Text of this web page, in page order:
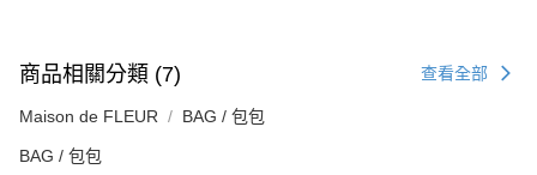
商品相關分類 (7) 查看全部
Maison de FLEUR BAG / 包包
BAG / 包包